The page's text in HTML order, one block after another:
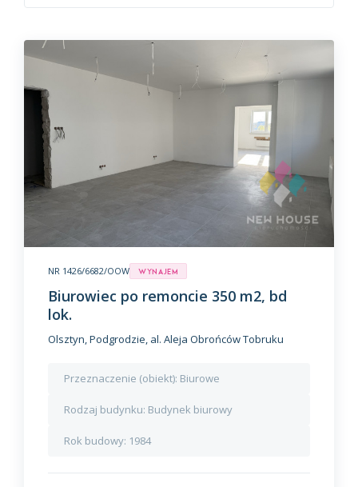
NR 1426/6682/OOW Wynajem
Biurowiec po remoncie 350 m2, bd
lok.
Olsztyn, Podgrodzie, al. Aleja Obrońców Tobruku
Przeznaczenie (obiekt): Biurowe
Rodzaj budynku: Budynek biurowy
Rok budowy: 1984